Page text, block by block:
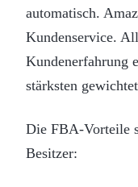
automatisch.
Kundenservice.
Kundenerfahrung
stärksten
Die FBA-Vorteile
Besitzer: